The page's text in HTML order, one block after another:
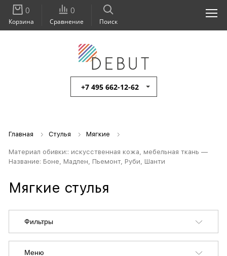
+7 495 662-12-62
Поиск
0
Сравнение
0
Корзина
Главная Стулья Мягкие
Материал обивки:: искусственная кожа, мебельная ткань —
Название: Боне, Мадлен, Пьемонт, Руби, Шанти
Мягкие стулья
Фильтры
Меню